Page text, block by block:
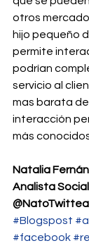
otros
hijo pequeño
permite
podrían
servicio al
mas barata
interacción
más
Natalia
Analista
@NatoTwittea
#Blogspost
#facebook